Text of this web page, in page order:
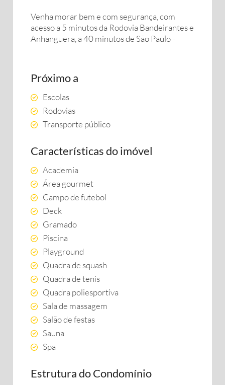
Venha morar bem e com segurança, com
acesso a 5 minutos da Rodovia Bandeirantes e
Anhanguera, a 40 minutos de São Paulo -
Próximo a
Escolas
Rodovias
Transporte público
Características do imóvel
Academia
Área gourmet
Campo de futebol
Deck
Gramado
Piscina
Playground
Quadra de squash
Quadra de tenis
Quadra poliesportiva
Sala de massagem
Salão de festas
Sauna
Spa
Estrutura do Condomínio